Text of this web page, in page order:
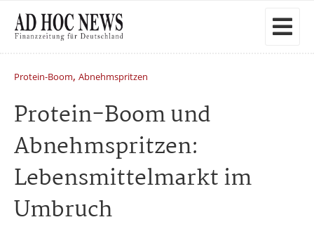
Protein-Boom, Abnehmspritzen
Protein-Boom und
Abnehmspritzen:
Lebensmittelmarkt im
Umbruch